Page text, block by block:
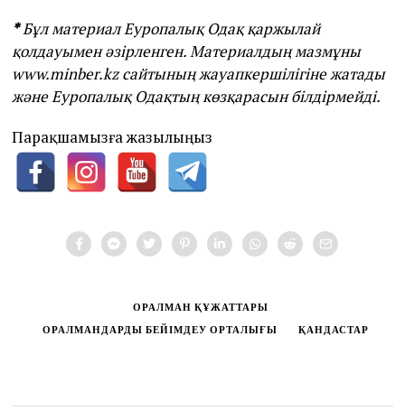
*Бұл материал Еуропалық Одақ қаржылай
қолдауымен әзірленген. Материалдың мазмұны
www.minber.kz сайтының жауапкершілігіне жатады
және Еуропалық Одақтың көзқарасын білдірмейді.
Парақшамызға жазылыңыз
ОРАЛМАН ҚҰЖАТТАРЫ
ОРАЛМАНДАРДЫ БЕЙІМДЕУ ОРТАЛЫҒЫ
ҚАНДАСТАР